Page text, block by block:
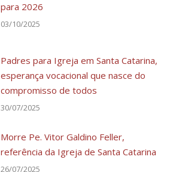
para 2026
03/10/2025
Padres para Igreja em Santa Catarina,
esperança vocacional que nasce do
compromisso de todos
30/07/2025
Morre Pe. Vitor Galdino Feller,
referência da Igreja de Santa Catarina
26/07/2025